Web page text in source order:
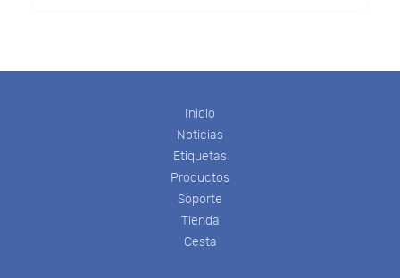
Inicio
Noticias
Etiquetas
Productos
Soporte
Tienda
Cesta